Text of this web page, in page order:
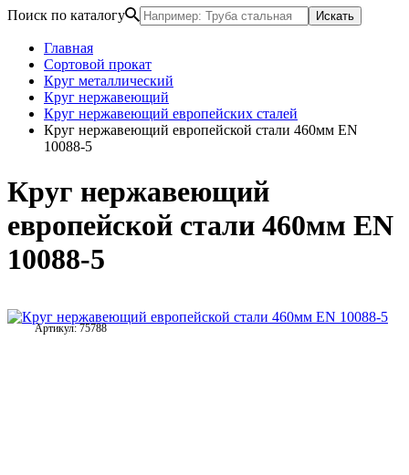
Поиск по каталогу Искать
Главная
Сортовой прокат
Круг металлический
Круг нержавеющий
Круг нержавеющий европейских сталей
Круг нержавеющий европейской стали 460мм EN
10088-5
Круг нержавеющий
европейской стали 460мм EN
10088-5
Артикул: 75788